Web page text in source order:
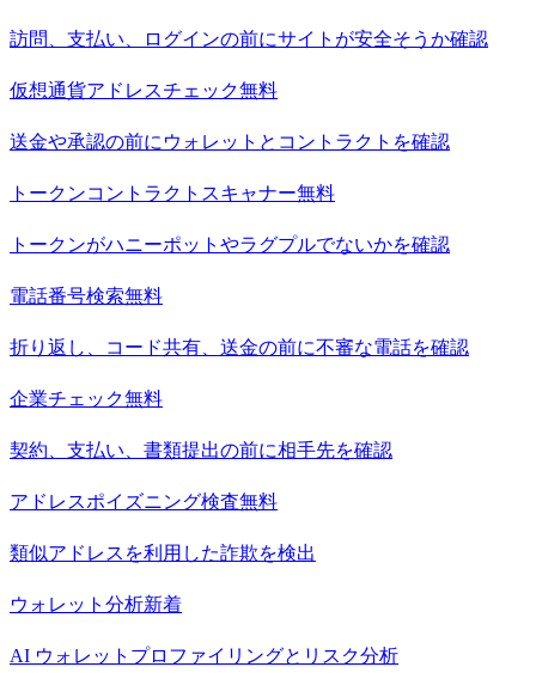
訪問、支払い、ログインの前にサイトが安全そうか確認
仮想通貨アドレスチェック無料
送金や承認の前にウォレットとコントラクトを確認
トークンコントラクトスキャナー無料
トークンがハニーポットやラグプルでないかを確認
電話番号検索無料
折り返し、コード共有、送金の前に不審な電話を確認
企業チェック無料
契約、支払い、書類提出の前に相手先を確認
アドレスポイズニング検査無料
類似アドレスを利用した詐欺を検出
ウォレット分析新着
AI ウォレットプロファイリングとリスク分析